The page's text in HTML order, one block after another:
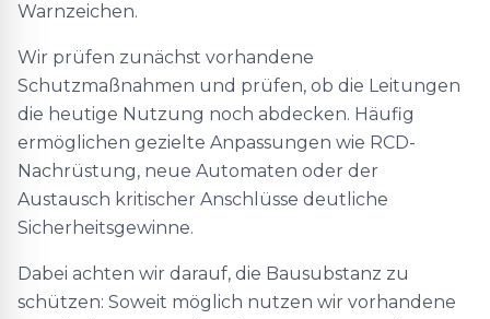
Warnzeichen.
Wir prüfen zunächst vorhandene
Schutzmaßnahmen und prüfen, ob die Leitungen
die heutige Nutzung noch abdecken. Häufig
ermöglichen gezielte Anpassungen wie RCD-
Nachrüstung, neue Automaten oder der
Austausch kritischer Anschlüsse deutliche
Sicherheitsgewinne.
Dabei achten wir darauf, die Bausubstanz zu
schützen: Soweit möglich nutzen wir vorhandene